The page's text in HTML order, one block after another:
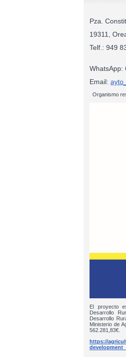
Pza.
19311,
WhatsApp:
Email:
Organismo
El proyecto
Desarrollo
Desarrollo
Ministerio de
562.281,83€.
https://